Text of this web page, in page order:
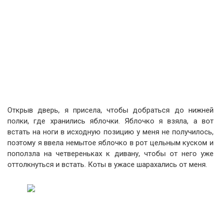
Открыв дверь, я присела, чтобы добраться до нижней
полки, где хранились яблочки. Яблочко я взяла, а вот
встать на ноги в исходную позицию у меня не получилось,
поэтому я ввела немытое яблочко в рот цельным куском и
поползла на четвереньках к дивану, чтобы от него уже
оттолкнуться и встать. Коты в ужасе шарахались от меня.